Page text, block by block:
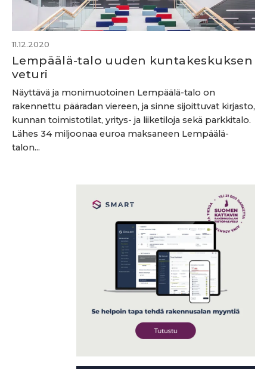
11.12.2020
Lempäälä-talo uuden kuntakeskuksen
veturi
Näyttävä ja monimuotoinen Lempäälä-talo on
rakennettu pääradan viereen, ja sinne sijoittuvat kirjasto,
kunnan toimistotilat, yritys- ja liiketiloja sekä parkkitalo.
Lähes 34 miljoonaa euroa maksaneen Lempäälä-
talon...